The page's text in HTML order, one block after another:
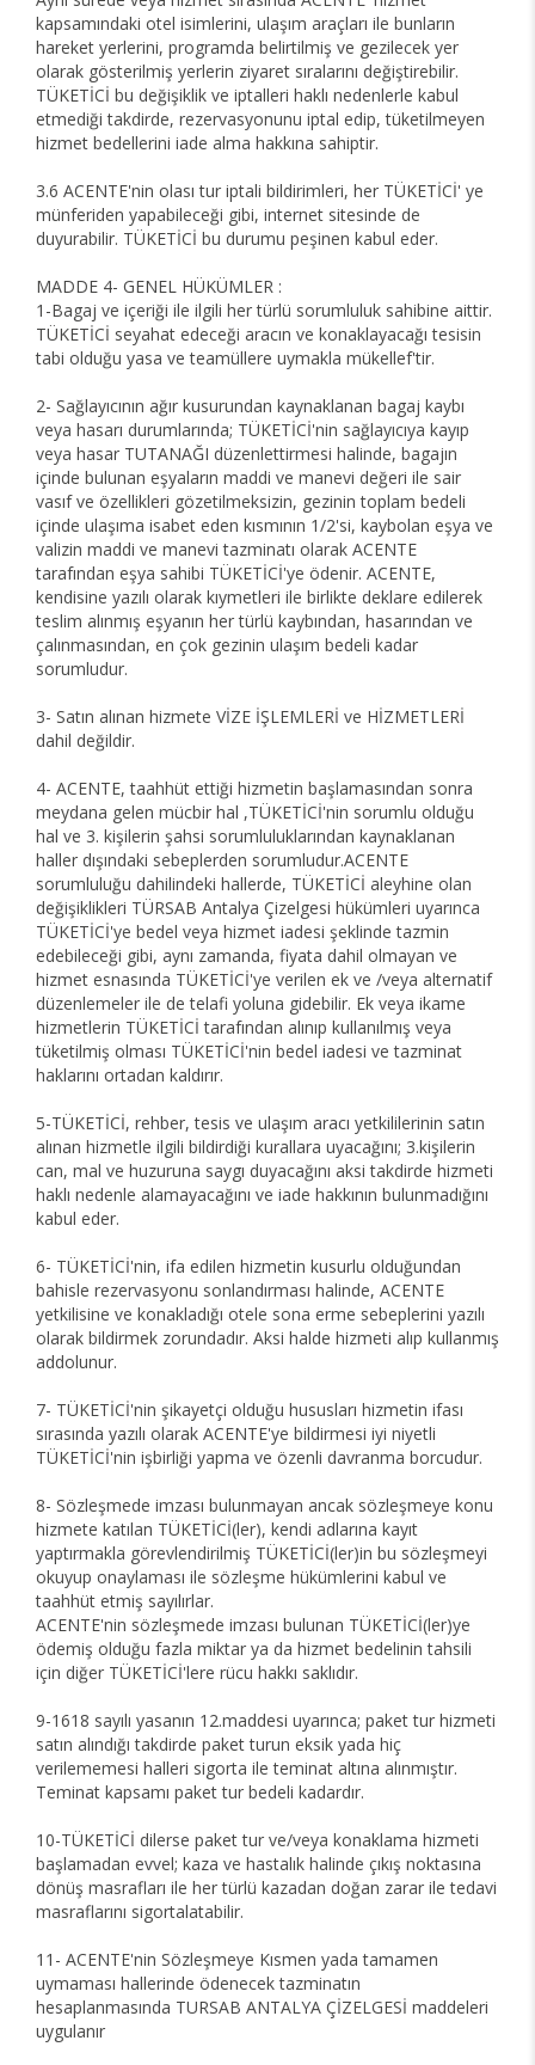
kapsamındaki otel isimlerini, ulaşım araçları ile bunların
hareket yerlerini, programda belirtilmiş ve gezilecek yer
olarak gösterilmiş yerlerin ziyaret sıralarını değiştirebilir.
TÜKETİCİ bu değişiklik ve iptalleri haklı nedenlerle kabul
etmediği takdirde, rezervasyonunu iptal edip, tüketilmeyen
hizmet bedellerini iade alma hakkına sahiptir.
3.6 ACENTE'nin olası tur iptali bildirimleri, her TÜKETİCİ' ye
münferiden yapabileceği gibi, internet sitesinde de
duyurabilir. TÜKETİCİ bu durumu peşinen kabul eder.
MADDE 4- GENEL HÜKÜMLER :
1-Bagaj ve içeriği ile ilgili her türlü sorumluluk sahibine aittir.
TÜKETİCİ seyahat edeceği aracın ve konaklayacağı tesisin
tabi olduğu yasa ve teamüllere uymakla mükellef'tir.
2- Sağlayıcının ağır kusurundan kaynaklanan bagaj kaybı
veya hasarı durumlarında; TÜKETİCİ'nin sağlayıcıya kayıp
veya hasar TUTANAĞI düzenlettirmesi halinde, bagajın
içinde bulunan eşyaların maddi ve manevi değeri ile sair
vasıf ve özellikleri gözetilmeksizin, gezinin toplam bedeli
içinde ulaşıma isabet eden kısmının 1/2'si, kaybolan eşya ve
valizin maddi ve manevi tazminatı olarak ACENTE
tarafından eşya sahibi TÜKETİCİ'ye ödenir. ACENTE,
kendisine yazılı olarak kıymetleri ile birlikte deklare edilerek
teslim alınmış eşyanın her türlü kaybından, hasarından ve
çalınmasından, en çok gezinin ulaşım bedeli kadar
sorumludur.
3- Satın alınan hizmete VİZE İŞLEMLERİ ve HİZMETLERİ
dahil değildir.
4- ACENTE, taahhüt ettiği hizmetin başlamasından sonra
meydana gelen mücbir hal ,TÜKETİCİ'nin sorumlu olduğu
hal ve 3. kişilerin şahsi sorumluluklarından kaynaklanan
haller dışındaki sebeplerden sorumludur.ACENTE
sorumluluğu dahilindeki hallerde, TÜKETİCİ aleyhine olan
değişiklikleri TÜRSAB Antalya Çizelgesi hükümleri uyarınca
TÜKETİCİ'ye bedel veya hizmet iadesi şeklinde tazmin
edebileceği gibi, aynı zamanda, fiyata dahil olmayan ve
hizmet esnasında TÜKETİCİ'ye verilen ek ve /veya alternatif
düzenlemeler ile de telafi yoluna gidebilir. Ek veya ikame
hizmetlerin TÜKETİCİ tarafından alınıp kullanılmış veya
tüketilmiş olması TÜKETİCİ'nin bedel iadesi ve tazminat
haklarını ortadan kaldırır.
5-TÜKETİCİ, rehber, tesis ve ulaşım aracı yetkililerinin satın
alınan hizmetle ilgili bildirdiği kurallara uyacağını; 3.kişilerin
can, mal ve huzuruna saygı duyacağını aksi takdirde hizmeti
haklı nedenle alamayacağını ve iade hakkının bulunmadığını
kabul eder.
6- TÜKETİCİ'nin, ifa edilen hizmetin kusurlu olduğundan
bahisle rezervasyonu sonlandırması halinde, ACENTE
yetkilisine ve konakladığı otele sona erme sebeplerini yazılı
olarak bildirmek zorundadır. Aksi halde hizmeti alıp kullanmış
addolunur.
7- TÜKETİCİ'nin şikayetçi olduğu hususları hizmetin ifası
sırasında yazılı olarak ACENTE'ye bildirmesi iyi niyetli
TÜKETİCİ'nin işbirliği yapma ve özenli davranma borcudur.
8- Sözleşmede imzası bulunmayan ancak sözleşmeye konu
hizmete katılan TÜKETİCİ(ler), kendi adlarına kayıt
yaptırmakla görevlendirilmiş TÜKETİCİ(ler)in bu sözleşmeyi
okuyup onaylaması ile sözleşme hükümlerini kabul ve
taahhüt etmiş sayılırlar.
ACENTE'nin sözleşmede imzası bulunan TÜKETİCİ(ler)ye
ödemiş olduğu fazla miktar ya da hizmet bedelinin tahsili
için diğer TÜKETİCİ'lere rücu hakkı saklıdır.
9-1618 sayılı yasanın 12.maddesi uyarınca; paket tur hizmeti
satın alındığı takdirde paket turun eksik yada hiç
verilememesi halleri sigorta ile teminat altına alınmıştır.
Teminat kapsamı paket tur bedeli kadardır.
10-TÜKETİCİ dilerse paket tur ve/veya konaklama hizmeti
başlamadan evvel; kaza ve hastalık halinde çıkış noktasına
dönüş masrafları ile her türlü kazadan doğan zarar ile tedavi
masraflarını sigortalatabilir.
11- ACENTE'nin Sözleşmeye Kısmen yada tamamen
uymaması hallerinde ödenecek tazminatın
hesaplanmasında TURSAB ANTALYA ÇİZELGESİ maddeleri
uygulanır